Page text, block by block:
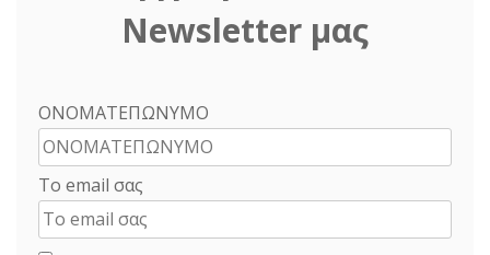
Newsletter μας
ΟΝΟΜΑΤΕΠΩΝΥΜΟ
Το email σας